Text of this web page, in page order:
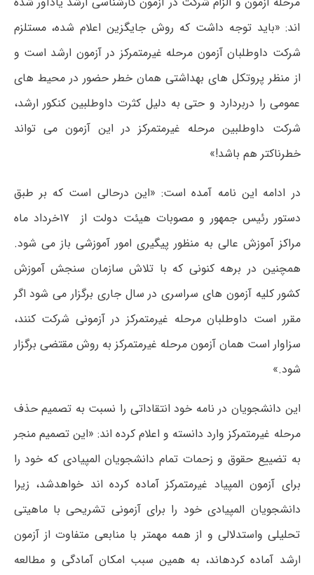
اند: «باید توجه داشت که روش جایگزین اعلام شده، مستلزم
شرکت داوطلبان آزمون مرحله غیرمتمرکز در آزمون ارشد است و
از منظر پروتکل های بهداشتی همان خطر حضور در محیط های
عمومی را دربردارد و حتی به دلیل کثرت داوطلبین کنکور ارشد،
شرکت داوطلبین مرحله غیرمتمرکز در این آزمون می تواند
خطرناکتر هم باشد!»
در ادامه این نامه آمده است: «این درحالی است که بر طبق
دستور رئیس جمهور و مصوبات هیئت دولت از ۱۷خرداد ماه
مراکز آموزش عالی به منظور پیگیری امور آموزشی باز می شود.
همچنین در برهه کنونی که با تلاش سازمان سنجش آموزش
کشور کلیه آزمون های سراسری در سال جاری برگزار می شود اگر
مقرر است داوطلبان مرحله غیرمتمرکز در آزمونی شرکت کنند،
سزاوار است همان آزمون مرحله غیرمتمرکز به روش مقتضی برگزار
شود.»
این دانشجویان در نامه خود انتقاداتی را نسبت به تصمیم حذف
مرحله غیرمتمرکز وارد دانسته و اعلام کرده اند: «این تصمیم منجر
به تضییع حقوق و زحمات تمام دانشجویان المپیادی که خود را
برای آزمون المپیاد غیرمتمرکز آماده کرده اند خواهدشد، زیرا
دانشجویان المپیادی خود را برای آزمونی تشریحی با ماهیتی
تحلیلی واستدلالی و از همه مهمتر با منابعی متفاوت از آزمون
ارشد آماده کردهاند، به همین سبب امکان آمادگی و مطالعه